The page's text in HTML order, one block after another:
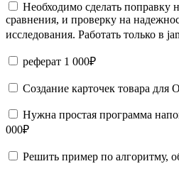
Необходимо сделать поправку
сравнения, и проверку на
исследования. Работать только в
реферат 1 000₽
Создание карточек товара для
Нужна простая программа
000₽
Решить пример по алгоритму,